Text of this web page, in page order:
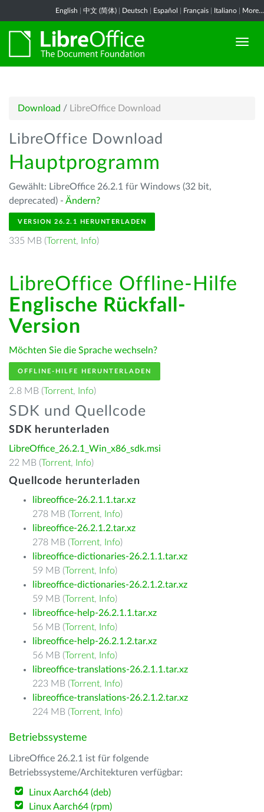
English 中文 (简体) Deutsch Español Français Italiano More...
Download / LibreOffice Download
LibreOffice Download
Hauptprogramm
Gewählt: LibreOffice 26.2.1 für Windows (32 bit,
deprecated) - Ändern?
VERSION 26.2.1 HERUNTERLADEN
335 MB (Torrent, Info)
LibreOffice Offline-Hilfe
Englische Rückfall-
Version
Möchten Sie die Sprache wechseln?
OFFLINE-HILFE HERUNTERLADEN
2.8 MB (Torrent, Info)
SDK und Quellcode
SDK herunterladen
LibreOffice_26.2.1_Win_x86_sdk.msi
22 MB (Torrent, Info)
Quellcode herunterladen
libreoffice-26.2.1.1.tar.xz
278 MB (Torrent, Info)
libreoffice-26.2.1.2.tar.xz
278 MB (Torrent, Info)
libreoffice-dictionaries-26.2.1.1.tar.xz
59 MB (Torrent, Info)
libreoffice-dictionaries-26.2.1.2.tar.xz
59 MB (Torrent, Info)
libreoffice-help-26.2.1.1.tar.xz
56 MB (Torrent, Info)
libreoffice-help-26.2.1.2.tar.xz
56 MB (Torrent, Info)
libreoffice-translations-26.2.1.1.tar.xz
223 MB (Torrent, Info)
libreoffice-translations-26.2.1.2.tar.xz
224 MB (Torrent, Info)
Betriebssysteme
LibreOffice 26.2.1 ist für folgende
Betriebssysteme/Architekturen verfügbar:
Linux Aarch64 (deb)
Linux Aarch64 (rpm)